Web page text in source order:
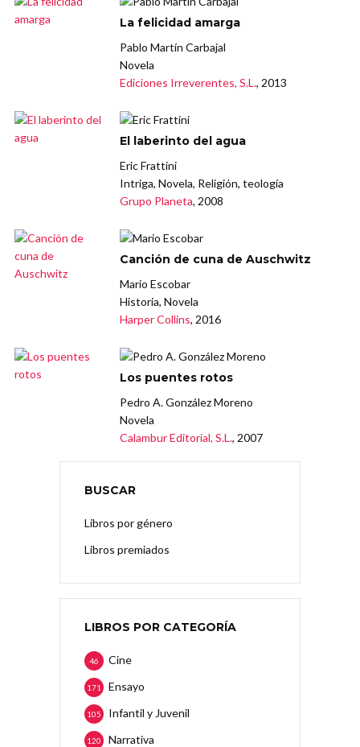
La felicidad amarga
Pablo Martín Carbajal
Novela
Ediciones Irreverentes, S.L., 2013
El laberinto del agua
Eric Frattini
Intriga, Novela, Religión, teología
Grupo Planeta, 2008
Canción de cuna de Auschwitz
Mario Escobar
Historia, Novela
Harper Collins, 2016
Los puentes rotos
Pedro A. González Moreno
Novela
Calambur Editorial, S.L., 2007
BUSCAR
Libros por género
Libros premiados
LIBROS POR CATEGORÍA
Cine
46
Ensayo
171
Infantil y Juvenil
105
Narrativa
120